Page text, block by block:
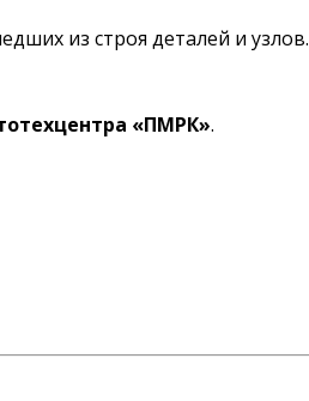
из строя деталей и узлов.
«ПМРК».